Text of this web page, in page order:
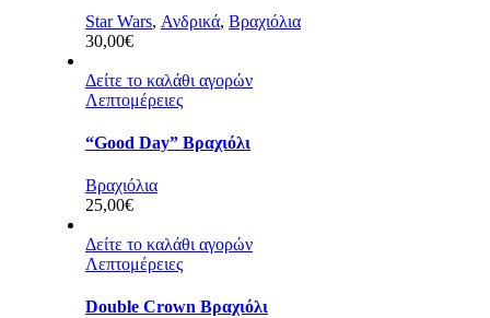
Star Wars, Ανδρικά, Βραχιόλια
30,00€
Δείτε το καλάθι αγορών
Λεπτομέρειες
“Good Day” Βραχιόλι
Βραχιόλια
25,00€
Δείτε το καλάθι αγορών
Λεπτομέρειες
Double Crown Βραχιόλι